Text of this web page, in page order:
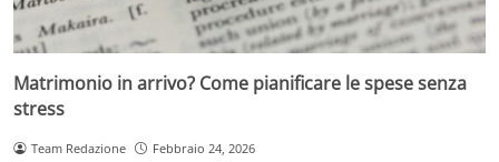
Matrimonio in arrivo? Come pianificare le spese senza
stress
Team Redazione Febbraio 24, 2026